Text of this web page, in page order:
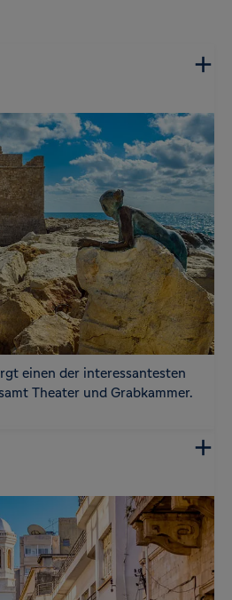
einen der interessantesten
Theater und Grabkammer.